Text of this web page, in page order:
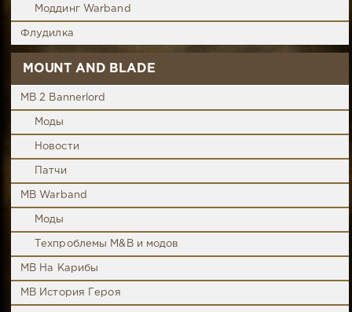
Моддинг Warband
Флудилка
MOUNT AND BLADE
MB 2 Bannerlord
Моды
Новости
Патчи
MB Warband
Моды
Техпроблемы M&B и модов
MB На Карибы
MB История Героя